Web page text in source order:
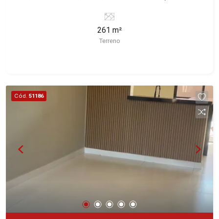
deste imóvel que a Martinelli Imobiliária
selecionou para você: - 261m² de área terreno -
terrenos residenciais e comerciais nos bairros
mais desejados da Zona Sul, reconhecidos por
sua segurança, infraestrutura e qualidade de vida
prestígio da região, como: Alto da Boa Vista,
Jardim Botânico, Jardim Olhos D`Água, Vila do
Golfe, City Ribeirão, Jardim Canadá, Guaporé,
Ilhas do Sul, Jardim Nova Aliança, Boulevard,
Quinta da Primavera, Bonfim Paulista, Vila Seixas,
261 m²
Terreno
Cód. 51186